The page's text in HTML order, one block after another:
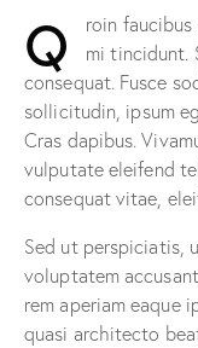
Q
roin faucibus
mi tincidunt.
consequat. Fusce
sollicitudin, ipsum
Cras dapibus.
vulputate eleifend
consequat vitae,
Sed ut perspiciatis,
voluptatem
rem aperiam eaque
quasi architecto